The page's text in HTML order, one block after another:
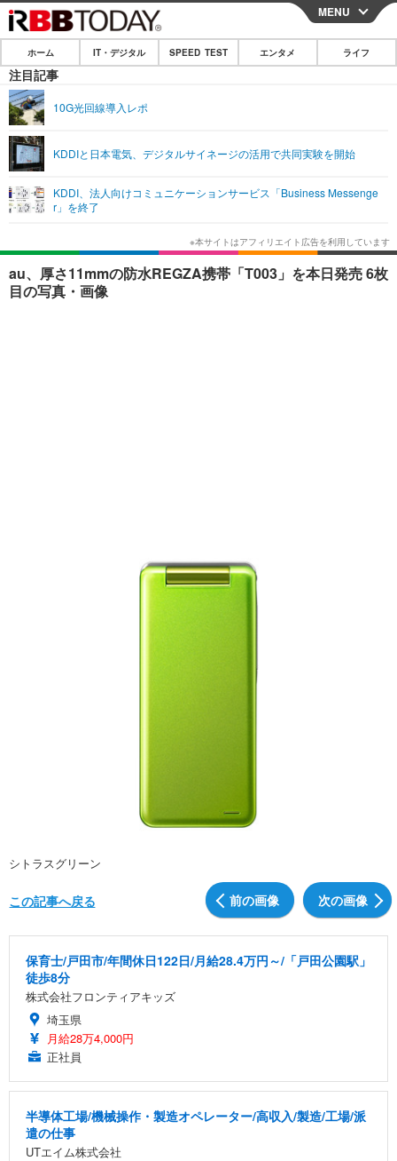
CLOSE
ホーム
IT・デジタル
ショッピング その他
SPEED TEST
エンタメ
エンタメTOP
韓国・芸能
音楽 スポーツ
ライフ
ライフTOP グルメ
ペット ショッピング
リリース一覧
プッシュ通知の停止方法
MENU
ホーム IT・デジタル SPEED TEST エンタメ ライフ
注目記事
10G光回線導入レポ
KDDIと日本電気、デジタルサイネージの活用で共同実験を開始
KDDI、法人向けコミュニケーションサービス「Business Messenge
r」を終了
au、厚さ11mmの防水REGZA携帯「T003」を本日発売 6枚
目の写真・画像
シトラスグリーン
前の画像 次の画像
この記事へ戻る
保育士/戸田市/年間休日122日/月給28.4万円～/「戸田公園駅」
徒歩8分
株式会社フロンティアキッズ
埼玉県
月給28万4,000円
正社員
半導体工場/機械操作・製造オペレーター/高収入/製造/工場/派
遣の仕事
UTエイム株式会社